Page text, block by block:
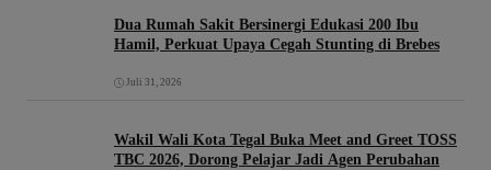
Dua Rumah Sakit Bersinergi Edukasi 200 Ibu
Hamil, Perkuat Upaya Cegah Stunting di Brebes
Juli 31, 2026
Wakil Wali Kota Tegal Buka Meet and Greet TOSS
TBC 2026, Dorong Pelajar Jadi Agen Perubahan